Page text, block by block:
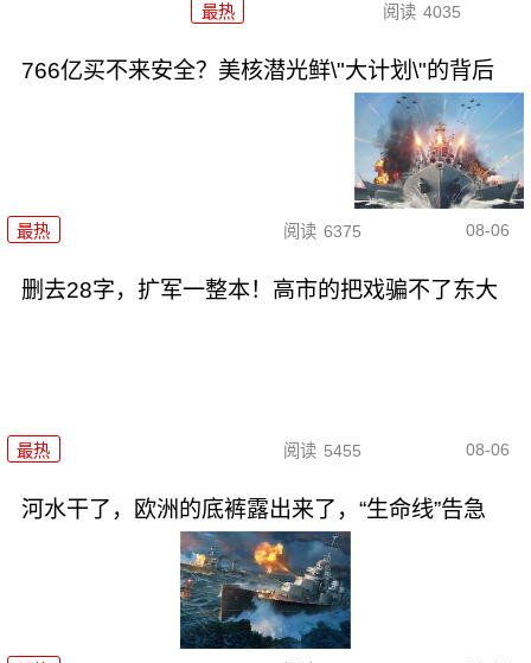
最热 阅读 4035
766亿买不来安全？美核潜光鲜\"大计划\"的背后
最热 阅读 6375 08-06
删去28字，扩军一整本！高市的把戏骗不了东大
最热 阅读 5455 08-06
河水干了，欧洲的底裤露出来了，“生命线”告急